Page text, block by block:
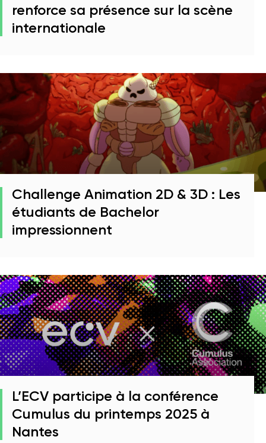
renforce sa présence sur la scène
internationale
Challenge Animation 2D & 3D : Les
étudiants de Bachelor
impressionnent
L’ECV participe à la conférence
Cumulus du printemps 2025 à
Nantes